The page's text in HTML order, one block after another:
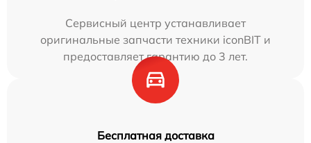
Сервисный центр устанавливает
оригинальные запчасти техники iconBIT и
предоставляет гарантию до 3 лет.
Бесплатная доставка